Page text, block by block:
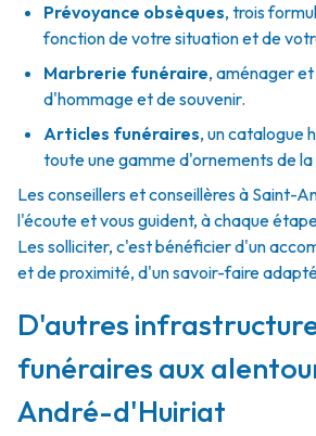
Prévoyance obsèques, trois
fonction de votre situation et de
Marbrerie funéraire, aménager et
d'hommage et de souvenir.
Articles funéraires, un catalogue
toute une gamme d'ornements de la
Les conseillers et conseillères à Saint-
l'écoute et vous guident, à chaque
Les solliciter, c'est bénéficier d'un
et de proximité, d'un savoir-faire
D'autres
funéraires aux
André-d'Huiriat